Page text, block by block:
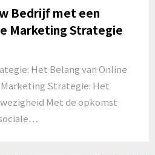
Bedrijf met een
Marketing Strategie
Het Belang van Online
Strategie: Het
Met de opkomst